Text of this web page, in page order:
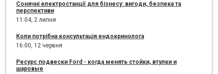
Сонячні електростанції для бізнесу: вигоди, безпека та
перспективи
11:04, 2 липня
Коли потрібна консультація ендокринолога
16:00, 12 червня
Ресурс подвески Ford - когда менять стойки, втулки и
шаровые